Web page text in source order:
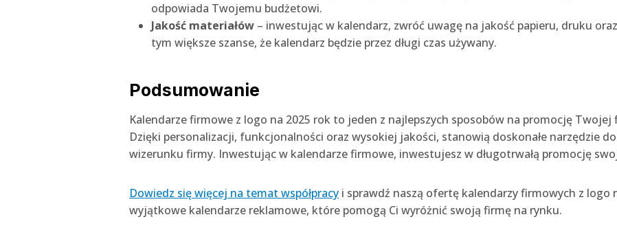
odpowiada Twojemu budżetowi.
Jakość materiałów – inwestując w kalendarz, zwróć uwagę na jakość papieru, druku
tym większe szanse, że kalendarz będzie przez długi czas używany.
Podsumowanie
Kalendarze firmowe z logo na 2025 rok to jeden z najlepszych sposobów na promocję
Dzięki personalizacji, funkcjonalności oraz wysokiej jakości, stanowią doskonałe narzędzie
wizerunku firmy. Inwestując w kalendarze firmowe, inwestujesz w długotrwałą promocję
Dowiedz się więcej na temat współpracy i sprawdź naszą ofertę kalendarzy firmowych z logo
wyjątkowe kalendarze reklamowe, które pomogą Ci wyróżnić swoją firmę na rynku.